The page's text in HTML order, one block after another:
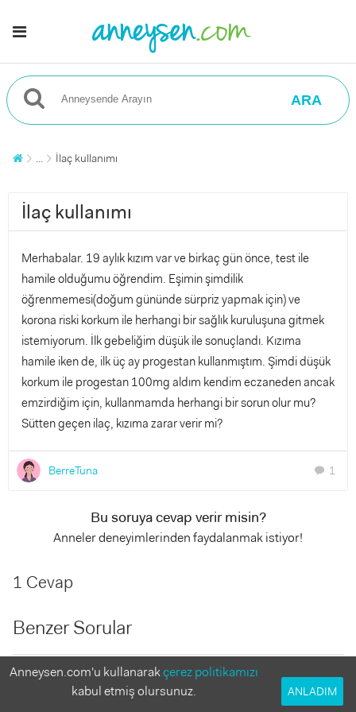
ARA
... İlaç kullanımı
İlaç kullanımı
Merhabalar. 19 aylık kızım var ve birkaç gün önce, test ile
hamile olduğumu öğrendim. Eşimin şimdilik
öğrenmemesi(doğum gününde sürpriz yapmak için) ve
korona riski korkum ile herhangi bir sağlık kuruluşuna gitmek
istemiyorum. İlk gebeliğim düşük ile sonuçlandı. Kızıma
hamile iken de, ilk üç ay progestan kullanmıştım. Şimdi düşük
korkum ile progestan 100mg aldım kendim eczaneden ancak
emzirdiğim için, kullanmamda herhangi bir sorun olur mu?
Sütten geçen ilaç, kızıma zarar verir mi?
BerreTuna chat 1
Bu soruya cevap verir misin?
Anneler deneyimlerinden faydalanmak istiyor!
1 Cevap
Benzer Sorular
Pregesten 2 Yanıt
Kedi ve köpeklerden enfeksiyon kaptım, bebeğime zarar
Anneysen.com'u kullanarakçerez politikamızı
kabul etmiş olursunuz.
ANLADIM